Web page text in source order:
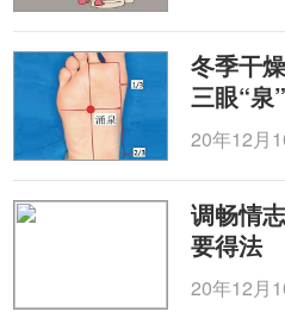
古籍中运用膻中穴治疗
剖认识比较局限，考虑膻中
掌握针刺角度及深度，故一
西医解剖学的渗入，对膻中
高，目前临床对于该穴的操
方法和手段层出不穷，如透
法和药物贴敷法等。
如果采用指揉膻中穴法
位，用一手拇指或中指的指
冬季干
三眼“泉”
20年12月
调畅情
要得法
20年12月